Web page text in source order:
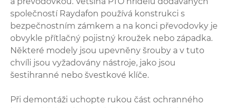
společností Raydafon používá konstrukci s
bezpečnostním zámkem a na konci převodovky je
obvykle přítlačný pojistný kroužek nebo západka.
Některé modely jsou upevněny šrouby a v tuto
chvíli jsou vyžadovány nástroje, jako jsou
šestihranné nebo švestkové klíče.
Při demontáži uchopte rukou část ochranného